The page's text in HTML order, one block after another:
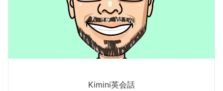
Kimini英会話